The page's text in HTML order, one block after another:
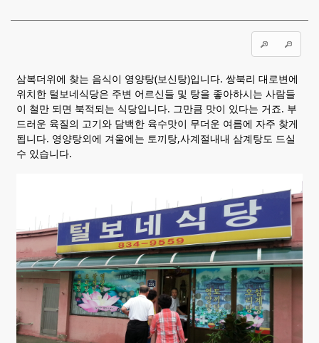
삼복더위에 찾는 음식이 영양탕(보신탕)입니다. 쌍북리 대로변에
위치한 털보네식당은 주변 어르신들 및 탕을 좋아하시는 사람들
이 철만 되면 북적되는 식당입니다. 그만큼 맛이 있다는 거죠. 부
드러운 육질의 고기와 담백한 육수맛이 무더운 여름에 자주 찾게
됩니다. 영양탕외에 겨울에는 토끼탕,사계절내내 삼계탕도 드실
수 있습니다.
Sketchbook5, 스케치북5
Sketchbook5, 스케치북5